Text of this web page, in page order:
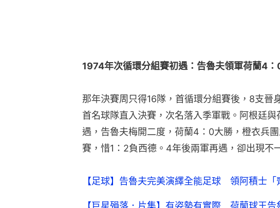
1974年次循環分組賽初遇：告魯夫領軍荷蘭4
那年決賽周只得16隊，首循環分組賽後，8支晉
首名球隊直入決賽，次名落入季軍戰。阿根廷
遇，告魯夫梅開二度，荷蘭4：0大勝，橙衣兵
賽，惜1：2負西德。4年後兩軍再遇，卻出現不
【足球】告魯夫完美演繹全能足球 領阿積士「
【巨星殞落．片集】有姿勢有實際 荷蘭球王告